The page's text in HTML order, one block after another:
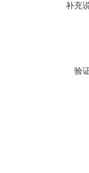
补充
验